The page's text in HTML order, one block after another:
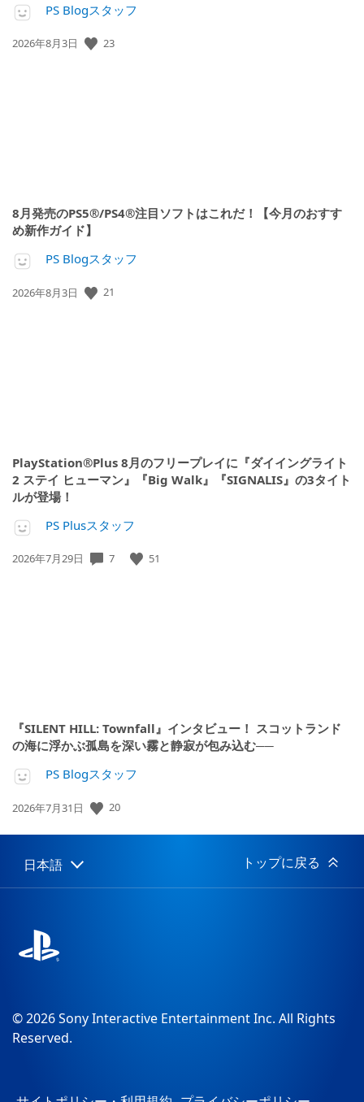
PS Blogスタッフ
公
2026年8月3日 23
8月発売のPS5®/PS4®注目ソフトはこれだ！【今月のおすす
め新作ガイド】
PS Blogスタッフ
公
2026年8月3日 21
PlayStation®Plus 8月のフリープレイに『ダイイングライト
2 ステイ ヒューマン』『Big Walk』『SIGNALIS』の3タイト
ルが登場！
PS Plusスタッフ
公
2026年7月29日 7 51
『SILENT HILL: Townfall』インタビュー！ スコットランド
の海に浮かぶ孤島を深い霧と静寂が包み込む──
PS Blogスタッフ
公
日:
2026年7月31日 20
Select
a
Current
region:
日本語 トップに戻る
© 2026 Sony Interactive Entertainment Inc. All Rights
Reserved.